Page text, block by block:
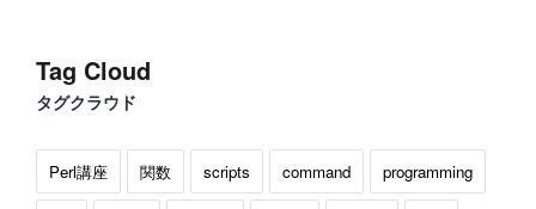
Tag Cloud
タグクラウド
Perl講座 関数 scripts command programming